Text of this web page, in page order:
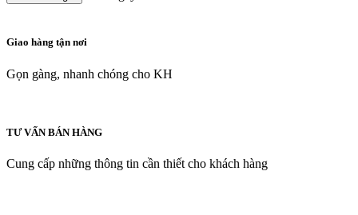
Giao hàng tận nơi
Gọn gàng, nhanh chóng cho KH
TƯ VẤN BÁN HÀNG
Cung cấp những thông tin cần thiết cho khách hàng